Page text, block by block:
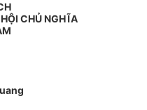
CHỦ NGHĨA